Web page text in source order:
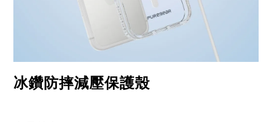
冰鑽防摔減壓保護殼